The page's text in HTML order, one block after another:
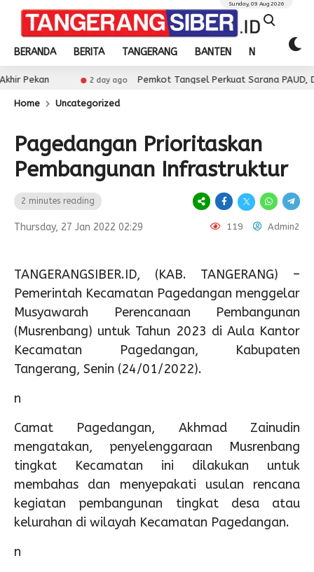
BERANDA BERITA TANGERANG BANTEN NASIONAL
Sunday, 09 Aug 2026
2 day ago Pemkot Tangsel Perkuat Sarana PAUD, Dorong
Home Uncategorized
Pagedangan Prioritaskan
Pembangunan Infrastruktur
2 minutes reading
Thursday, 27 Jan 2022 02:29 119 Admin2
TANGERANGSIBER.ID, (KAB. TANGERANG) –
Pemerintah Kecamatan Pagedangan menggelar
Musyawarah Perencanaan Pembangunan
(Musrenbang) untuk Tahun 2023 di Aula Kantor
Kecamatan Pagedangan, Kabupaten
Tangerang, Senin (24/01/2022).
n
Camat Pagedangan, Akhmad Zainudin
mengatakan, penyelenggaraan Musrenbang
tingkat Kecamatan ini dilakukan untuk
membahas dan menyepakati usulan rencana
kegiatan pembangunan tingkat desa atau
kelurahan di wilayah Kecamatan Pagedangan.
n